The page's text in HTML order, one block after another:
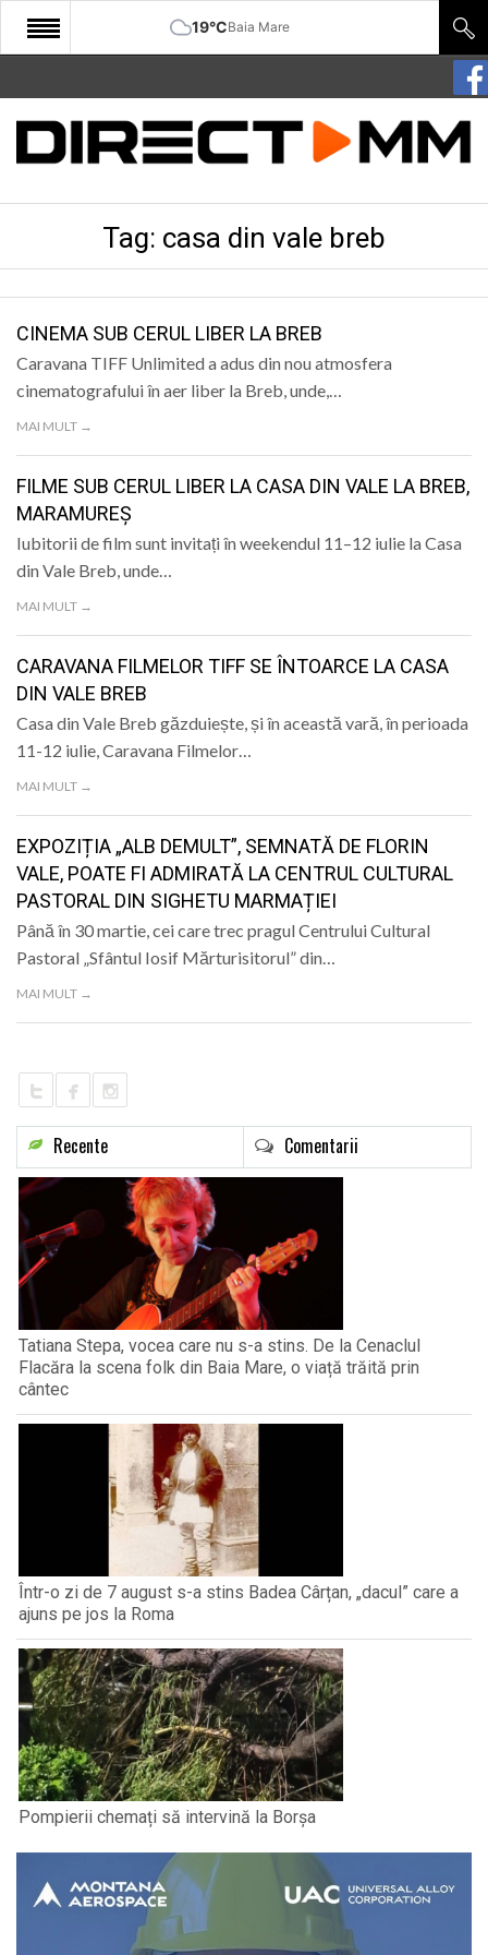
19°CBaia Mare
START
COMUNITATE
CULTURA
SANATATE
SPORT
POLITIC
LIFE
Tag: casa din vale breb
CINEMA SUB CERUL LIBER LA BREB
Caravana TIFF Unlimited a adus din nou atmosfera
cinematografului în aer liber la Breb, unde,…
MAI MULT →
FILME SUB CERUL LIBER LA CASA DIN VALE LA BREB,
MARAMUREȘ
Iubitorii de film sunt invitați în weekendul 11–12 iulie la Casa
din Vale Breb, unde…
MAI MULT →
CARAVANA FILMELOR TIFF SE ÎNTOARCE LA CASA
DIN VALE BREB
Casa din Vale Breb găzduiește, și în această vară, în perioada
11-12 iulie, Caravana Filmelor…
MAI MULT →
EXPOZIȚIA „ALB DEMULT”, SEMNATĂ DE FLORIN
VALE, POATE FI ADMIRATĂ LA CENTRUL CULTURAL
PASTORAL DIN SIGHETU MARMAȚIEI
Până în 30 martie, cei care trec pragul Centrului Cultural
Pastoral „Sfântul Iosif Mărturisitorul” din…
MAI MULT →
Recente Comentarii
Tatiana Stepa, vocea care nu s-a stins. De la Cenaclul
Flacăra la scena folk din Baia Mare, o viață trăită prin
cântec
Într-o zi de 7 august s-a stins Badea Cârțan, „dacul” care a
ajuns pe jos la Roma
Pompierii chemați să intervină la Borșa